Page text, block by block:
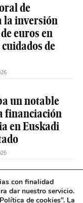
de
la inversión
euros en
de
un notable
financiación
en Euskadi
nuevo
con finalidad
dar nuestro servicio.
Política de cookies”. La